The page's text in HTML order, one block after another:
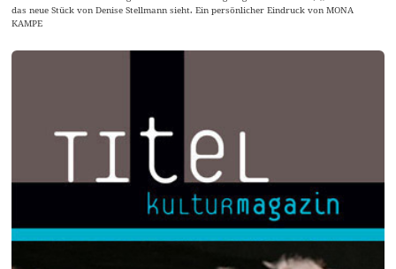
das neue Stück von Denise Stellmann sieht. Ein persönlicher Eindruck von MONA
KAMPE